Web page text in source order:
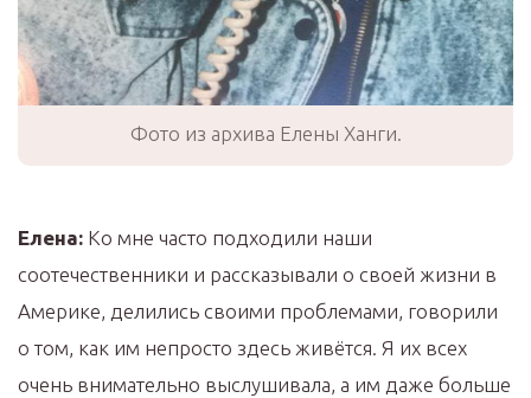
Фото из архива Елены Ханги.
Елена: Ко мне часто подходили наши
соотечественники и рассказывали о своей жизни в
Америке, делились своими проблемами, говорили
о том, как им непросто здесь живётся. Я их всех
очень внимательно выслушивала, а им даже больше